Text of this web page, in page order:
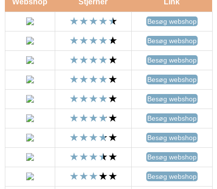
Besøg webshop
Besøg webshop
Besøg webshop
Besøg webshop
Besøg webshop
Besøg webshop
Besøg webshop
Besøg webshop
Besøg webshop